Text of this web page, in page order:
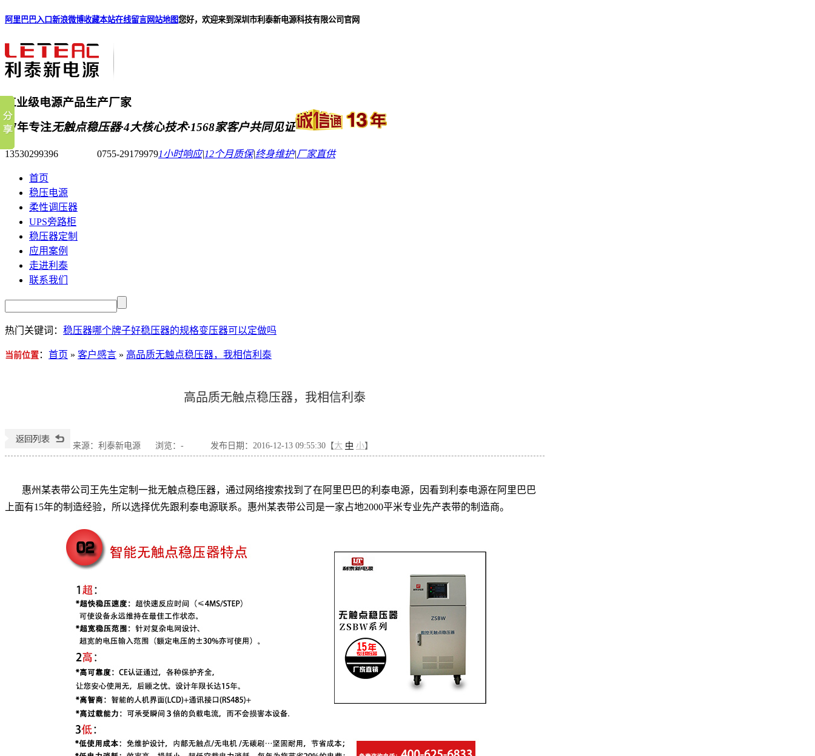
阿里巴巴入口新浪微博收藏本站在线留言网站地图您好，欢迎来到深圳市利泰新电源科技有限公司官网
工业级电源产品生产厂家
17年专注无触点稳压器·4大核心技术·1568家客户共同见证
13530299396 0755-291799791小时响应|12个月质保|终身维护|厂家直供
首页
稳压电源
柔性调压器
UPS旁路柜
稳压器定制
应用案例
走进利泰
联系我们
热门关键词： 稳压器哪个牌子好稳压器的规格变压器可以定做吗
当前位置 ： 首页 » 客户感言 » 高品质无触点稳压器，我相信利泰
高品质无触点稳压器，我相信利泰
来源：利泰新电源 浏览： - 发布日期：2016-12-13 09:55:30【大 中 小】
惠州某表带公司王先生定制一批无触点稳压器，通过网络搜索找到了在阿里巴巴的利泰电源，因看到利泰电源在阿里巴巴
上面有15年的制造经验，所以选择优先跟利泰电源联系。惠州某表带公司是一家占地2000平米专业先产表带的制造商。